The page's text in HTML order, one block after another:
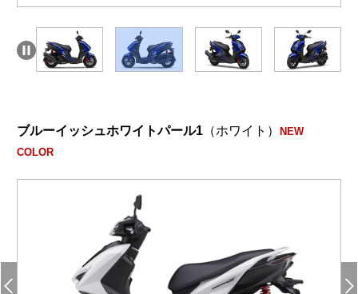
ブルーイッシュホワイトパール1 （ホワイト）
NEW
COLOR